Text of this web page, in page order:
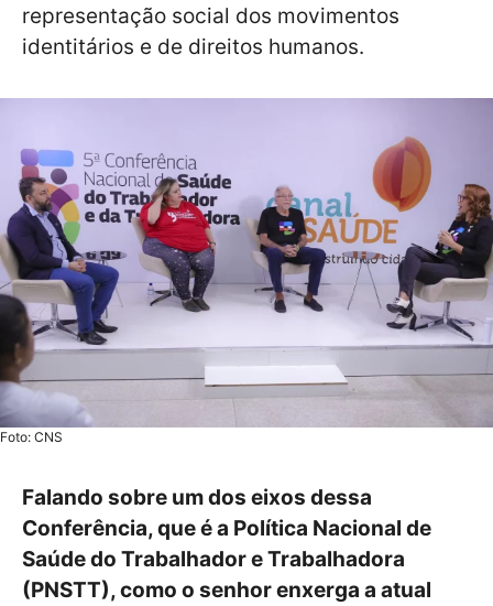
representação social dos movimentos
identitários e de direitos humanos.
Foto: CNS
Falando sobre um dos eixos dessa
Conferência, que é a Política Nacional de
Saúde do Trabalhador e Trabalhadora
(PNSTT), como o senhor enxerga a atual